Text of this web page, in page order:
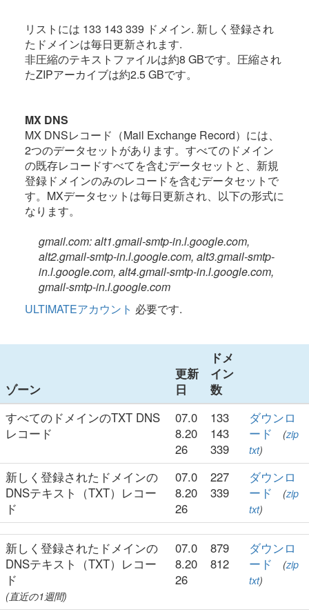
リストには 133 143 339 ドメイン. 新しく登録され
たドメインは毎日更新されます.
非圧縮のテキストファイルは約8 GBです。圧縮され
たZIPアーカイブは約2.5 GBです。
MX DNS
MX DNSレコード（Mail Exchange Record）には、
2つのデータセットがあります。すべてのドメイン
の既存レコードすべてを含むデータセットと、新規
登録ドメインのみのレコードを含むデータセットで
す。MXデータセットは毎日更新され、以下の形式に
なります。
gmail.com: alt1.gmail-smtp-in.l.google.com,
alt2.gmail-smtp-in.l.google.com, alt3.gmail-smtp-
in.l.google.com, alt4.gmail-smtp-in.l.google.com,
gmail-smtp-in.l.google.com
ULTIMATEアカウント 必要です.
ゾーン
更新
日
ドメ
イン
数
すべてのドメインのTXT DNS
レコード
07.0
8.20
26
133
143
339
ダウンロ
ード
(zip
txt)
新しく登録されたドメインの
DNSテキスト（TXT）レコー
ド
07.0
8.20
26
227
339
ダウンロ
ード
(zip
txt)
新しく登録されたドメインの
DNSテキスト（TXT）レコー
ド
(直近の1週間)
07.0
8.20
26
879
812
ダウンロ
ード
(zip
txt)